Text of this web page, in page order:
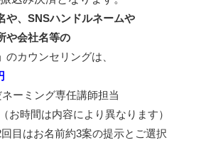
や、SNSハンドルネームや
や会社名等の
のカウンセリングは、
ーミング専任講師担当
お時間は内容により異なります）
目はお名前約3案の提示とご選択